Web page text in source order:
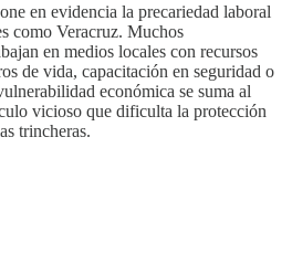
en evidencia la precariedad laboral
como Veracruz. Muchos
en medios locales con recursos
de vida, capacitación en seguridad o
económica se suma al
vicioso que dificulta la protección
trincheras.